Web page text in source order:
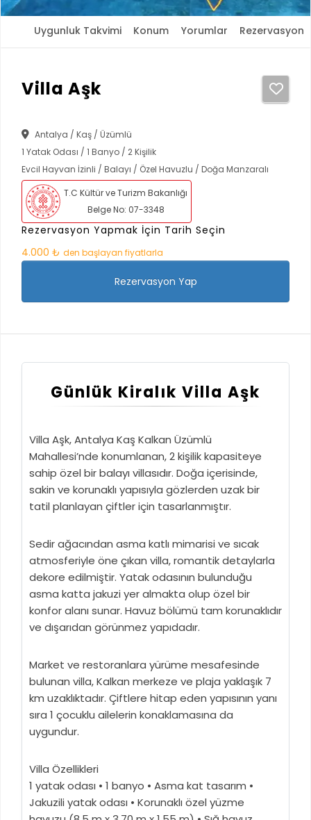
Uygunluk Takvimi Konum Yorumlar Rezervasyon
Villa Aşk
Antalya / Kaş / Üzümlü
1 Yatak Odası / 1 Banyo / 2 Kişilik
Evcil Hayvan İzinli / Balayı / Özel Havuzlu / Doğa Manzaralı
T.C Kültür ve Turizm Bakanlığı
Belge No: 07-3348
Rezervasyon Yapmak İçin Tarih Seçin
4.000 ₺ den başlayan fiyatlarla
Rezervasyon Yap
Günlük Kiralık Villa Aşk
Villa Aşk, Antalya Kaş Kalkan Üzümlü
Mahallesi’nde konumlanan, 2 kişilik kapasiteye
sahip özel bir balayı villasıdır. Doğa içerisinde,
sakin ve korunaklı yapısıyla gözlerden uzak bir
tatil planlayan çiftler için tasarlanmıştır.
Sedir ağacından asma katlı mimarisi ve sıcak
atmosferiyle öne çıkan villa, romantik detaylarla
dekore edilmiştir. Yatak odasının bulunduğu
asma katta jakuzi yer almakta olup özel bir
konfor alanı sunar. Havuz bölümü tam korunaklıdır
ve dışarıdan görünmez yapıdadır.
Market ve restoranlara yürüme mesafesinde
bulunan villa, Kalkan merkeze ve plaja yaklaşık 7
km uzaklıktadır. Çiftlere hitap eden yapısının yanı
sıra 1 çocuklu ailelerin konaklamasına da
uygundur.
Villa Özellikleri
1 yatak odası • 1 banyo • Asma kat tasarım •
Jakuzili yatak odası • Korunaklı özel yüzme